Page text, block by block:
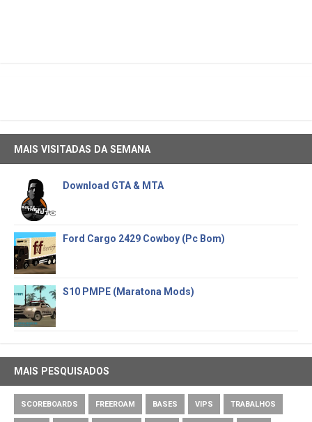
MAIS VISITADAS DA SEMANA
Download GTA & MTA
Ford Cargo 2429 Cowboy (Pc Bom)
S10 PMPE (Maratona Mods)
MAIS PESQUISADOS
SCOREBOARDS FREEROAM BASES VIPS TRABALHOS